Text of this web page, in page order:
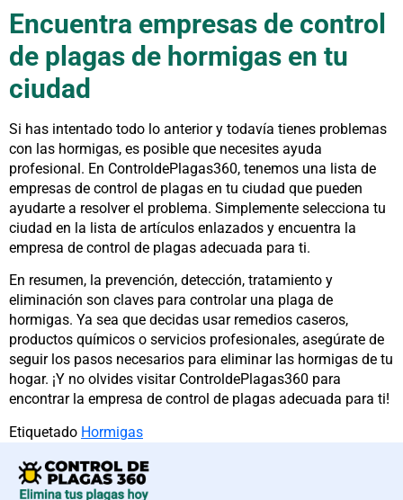
Encuentra empresas de control
de plagas de hormigas en tu
ciudad
Si has intentado todo lo anterior y todavía tienes problemas
con las hormigas, es posible que necesites ayuda
profesional. En ControldePlagas360, tenemos una lista de
empresas de control de plagas en tu ciudad que pueden
ayudarte a resolver el problema. Simplemente selecciona tu
ciudad en la lista de artículos enlazados y encuentra la
empresa de control de plagas adecuada para ti.
En resumen, la prevención, detección, tratamiento y
eliminación son claves para controlar una plaga de
hormigas. Ya sea que decidas usar remedios caseros,
productos químicos o servicios profesionales, asegúrate de
seguir los pasos necesarios para eliminar las hormigas de tu
hogar. ¡Y no olvides visitar ControldePlagas360 para
encontrar la empresa de control de plagas adecuada para ti!
Etiquetado Hormigas